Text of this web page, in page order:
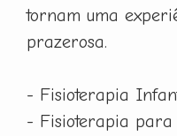
tornam uma
prazerosa.
- Fisioterapia
- Fisioterapia para